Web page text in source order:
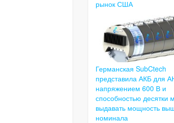
рынок США
Германская SubCtech
представила АКБ для
напряжением 600 В и
способностью десятки
выдавать мощность
номинала